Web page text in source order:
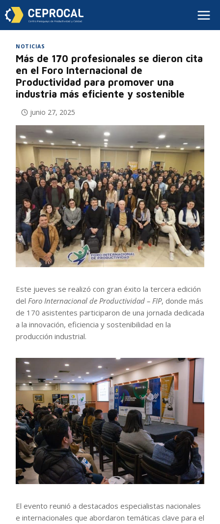
NOTICIAS
Más de 170 profesionales se dieron cita
en el Foro Internacional de
Productividad para promover una
industria más eficiente y sostenible
junio 27, 2025
Este jueves se realizó con gran éxito la tercera edición
del Foro Internacional de Productividad – FIP, donde más
de 170 asistentes participaron de una jornada dedicada
a la innovación, eficiencia y sostenibilidad en la
producción industrial.
El evento reunió a destacados especialistas nacionales
e internacionales que abordaron temáticas clave para el